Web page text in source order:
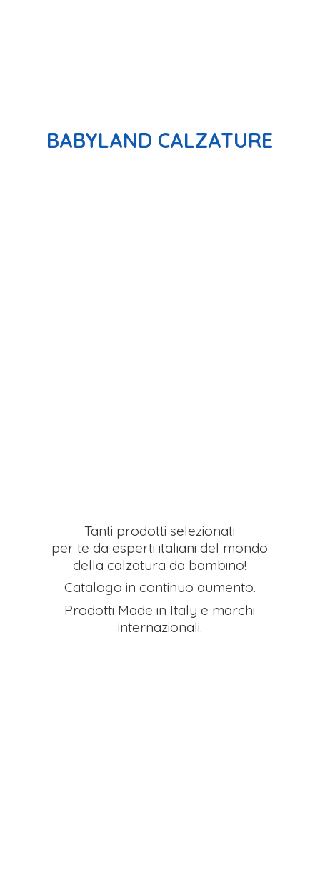
BABYLAND CALZATURE
Tanti prodotti selezionati
per te da esperti italiani del mondo
della calzatura da bambino!
Catalogo in continuo aumento.
Prodotti Made in Italy e marchi
internazionali.